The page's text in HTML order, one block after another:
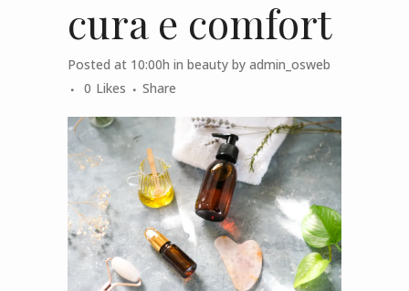
cura e comfort
Posted at 10:00h in beauty by admin_osweb
0 Likes Share